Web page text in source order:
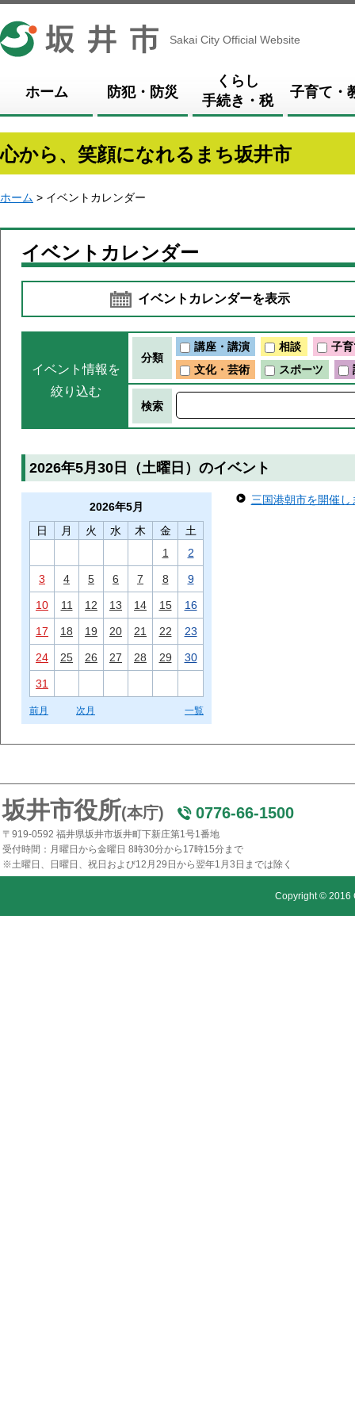
坂井市
Sakai City Official Website
ホーム 防犯・防災
くらし
手続き・税
子育て・
心から、笑顔になれるまち坂井市
ホーム > イベントカレンダー
イベントカレンダー
イベントカレンダーを表示
イベント情報を
絞り込む
分類
講座・講演 相談
子
文化・芸術
スポーツ
検索
2026年5月30日（土曜日）のイベント
2026年5月
日
月 火 水 木 金
土
1
2
3 4 5 6 7 8 9
10 11 12 13 14 15 16
17 18 19 20 21 22 23
24 25 26 27 28 29 30
31
前月 一覧
次月
三国港朝市を開催
坂井市役所(本庁) 0776-66-1500
〒919-0592 福井県坂井市坂井町下新庄第1号1番地
受付時間：月曜日から金曜日 8時30分から17時15分まで
※土曜日、日曜日、祝日および12月29日から翌年1月3日までは除く
Copyright © 2016